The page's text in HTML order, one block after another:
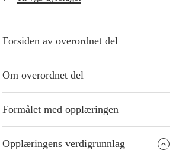
Forsiden av overordnet del
Om overordnet del
Formålet med opplæringen
Opplæringens verdigrunnlag